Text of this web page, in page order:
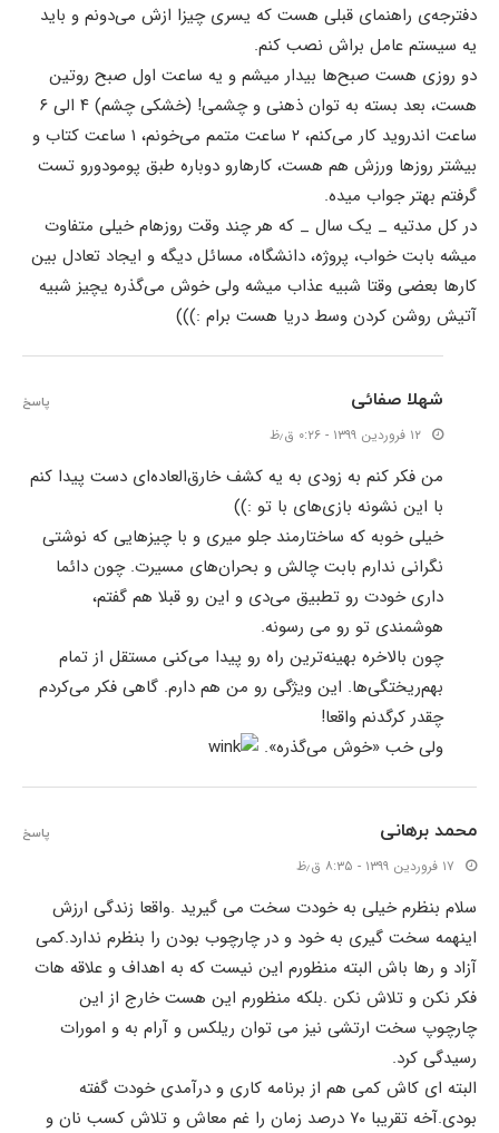
دفترجه‌ی راهنمای قبلی هست که یسری چیزا ازش می‌دونم و باید
یه سیستم عامل براش نصب کنم.
دو روزی هست صبح‌ها بیدار میشم و یه ساعت اول صبح روتین
هست، بعد بسته به توان ذهنی و چشمی! (خشکی چشم) ۴ الی ۶
ساعت اندروید کار می‌کنم، ۲ ساعت متمم می‌خونم، ۱ ساعت کتاب و
بیشتر روزها ورزش هم هست، کارهارو دوباره طبق پومودورو تست
گرفتم بهتر جواب میده.
در کل مدتیه _ یک سال _ که هر چند وقت روزهام خیلی متفاوت
میشه بابت خواب، پروژه، دانشگاه، مسائل دیگه و ایجاد تعادل بین
کارها بعضی وقتا شبیه عذاب میشه ولی خوش می‌گذره یچیز شبیه
آتیش روشن کردن وسط دریا هست برام :)))
شهلا صفائی
۱۲ فروردین ۱۳۹۹ - ۰:۲۶ ق٫ظ
من فکر کنم به زودی به یه کشف خارق‌العاده‌ای دست پیدا کنم
با این نشونه بازی‌های با تو :))
خیلی خوبه که ساختارمند جلو میری و با چیزهایی که نوشتی
نگرانی ندارم بابت چالش و بحران‌های مسیرت. چون دائما
داری خودت رو تطبیق می‌دی و این رو قبلا هم گفتم،
هوشمندی تو رو می رسونه.
چون بالاخره بهینه‌ترین راه رو پیدا می‌کنی مستقل از تمام
بهم‌ریختگی‌ها. این ویژگی رو من هم دارم. گاهی فکر می‌کردم
چقدر کرگدنم واقعا!
ولی خب «خوش می‌گذره».
پاسخ
محمد برهانی
۱۷ فروردین ۱۳۹۹ - ۸:۳۵ ق٫ظ
سلام بنظرم خیلی به خودت سخت می گیرید .واقعا زندگی ارزش
اینهمه سخت گیری به خود و در چارچوب بودن را بنظرم ندارد.کمی
آزاد و رها باش البته منظورم این نیست که به اهداف و علاقه هات
فکر نکن و تلاش نکن .بلکه منظورم این هست خارج از این
چارچوپ سخت ارتشی نیز می توان ریلکس و آرام به و امورات
رسیدگی کرد.
البته ای کاش کمی هم از برنامه کاری و درآمدی خودت گفته
بودی.آخه تقریبا ۷۰ درصد زمان را غم معاش و تلاش کسب نان و
پاسخ